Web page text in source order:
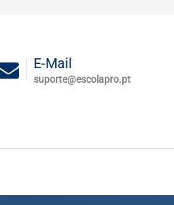
E-Mail
suporte@escolapro.pt